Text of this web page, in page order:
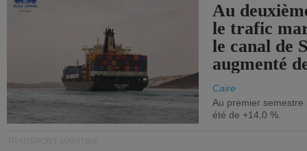
Au
le trafic
le canal de
augmenté
Caire
Au premier
été de +14,0 %.